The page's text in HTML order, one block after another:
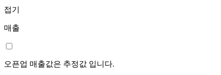
접기
매출
오픈업 매출값은 추정값 입니다.